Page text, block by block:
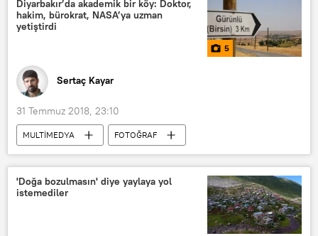
Diyarbakır’da akademik bir köy: Doktor,
hakim, bürokrat, NASA’ya uzman
yetiştirdi
5
Sertaç Kayar
31 Temmuz 2018, 23:10
MULTİMEDYA
FOTOĞRAF
TÜRKİYE
Diyarbakır
Eğil
Gürünlü
'Doğa bozulmasın' diye yaylaya yol
istemediler